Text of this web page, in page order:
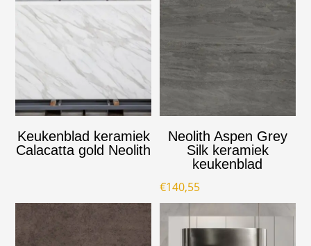
Keukenblad keramiek
Calacatta gold Neolith
Neolith Aspen Grey
Silk keramiek
keukenblad
€140,55